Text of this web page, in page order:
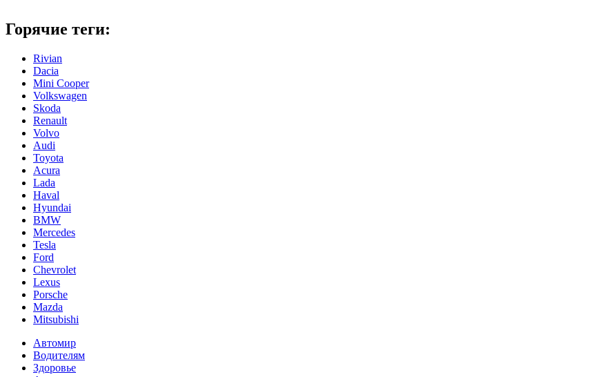
Горячие теги:
Rivian
Dacia
Mini Cooper
Volkswagen
Skoda
Renault
Volvo
Audi
Toyota
Acura
Lada
Haval
Hyundai
BMW
Mercedes
Tesla
Ford
Chevrolet
Lexus
Porsche
Mazda
Mitsubishi
Автомир
Водителям
Здоровье